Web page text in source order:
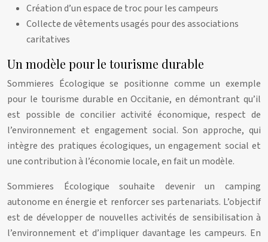
Création d’un espace de troc pour les campeurs
Collecte de vêtements usagés pour des associations
caritatives
Un modèle pour le tourisme durable
Sommieres Écologique se positionne comme un exemple
pour le tourisme durable en Occitanie, en démontrant qu’il
est possible de concilier activité économique, respect de
l’environnement et engagement social. Son approche, qui
intègre des pratiques écologiques, un engagement social et
une contribution à l’économie locale, en fait un modèle.
Sommieres Écologique souhaite devenir un camping
autonome en énergie et renforcer ses partenariats. L’objectif
est de développer de nouvelles activités de sensibilisation à
l’environnement et d’impliquer davantage les campeurs. En